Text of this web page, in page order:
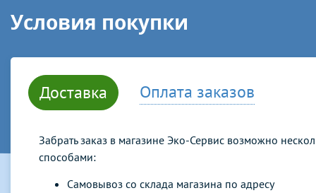
Условия покупки
Доставка Оплата заказов
Забрать заказ в магазине Эко-Сервис возможно
способами:
Самовывоз со склада магазина по адресу